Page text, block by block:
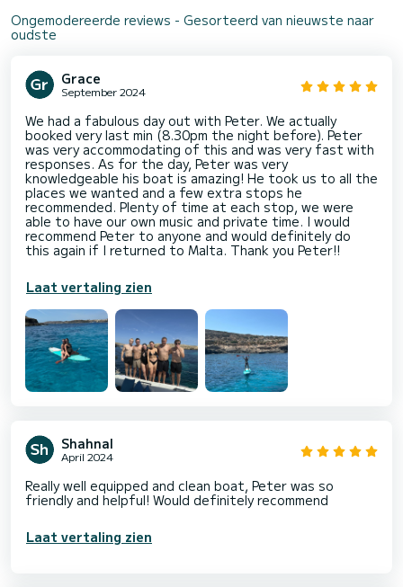
Ongemodereerde reviews - Gesorteerd van nieuwste naar
oudste
Grace
September 2024
We had a fabulous day out with Peter. We actually
booked very last min (8.30pm the night before). Peter
was very accommodating of this and was very fast with
responses. As for the day, Peter was very
knowledgeable his boat is amazing! He took us to all the
places we wanted and a few extra stops he
recommended. Plenty of time at each stop, we were
able to have our own music and private time. I would
recommend Peter to anyone and would definitely do
this again if I returned to Malta. Thank you Peter!!
Laat vertaling zien
Shahnal
April 2024
Really well equipped and clean boat, Peter was so
friendly and helpful! Would definitely recommend
Laat vertaling zien